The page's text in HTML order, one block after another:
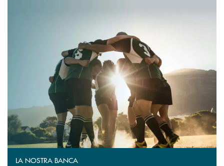
LA NOSTRA BANCA